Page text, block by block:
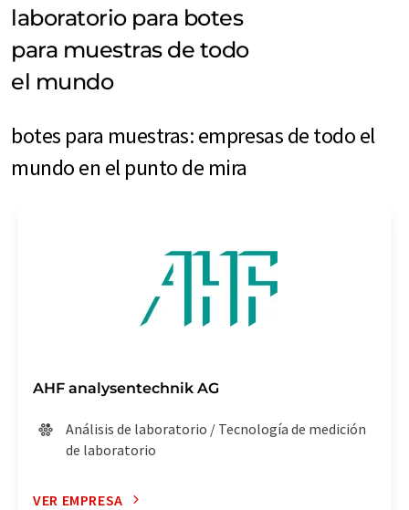
laboratorio para botes
para muestras de todo
el mundo
botes para muestras: empresas de todo el
mundo en el punto de mira
AHF analysentechnik AG
Análisis de laboratorio / Tecnología de medición
de laboratorio
VER EMPRESA